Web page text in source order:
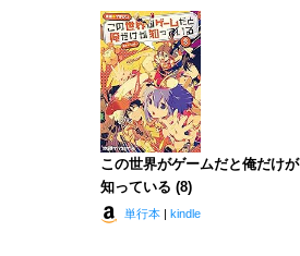
この世界がゲームだと俺だけが
知っている (8)
単行本 kindle